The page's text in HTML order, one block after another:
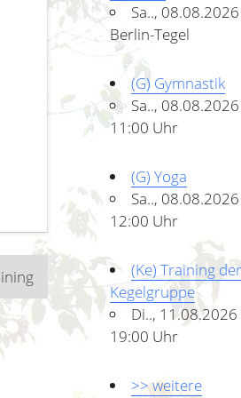
Sa.., 08.08.2026
Berlin-Tegel
(G) Gymnastik
Sa..,
11:00 Uhr
(G) Yoga
Sa..,
12:00 Uhr
(Ke) Training der
Kegelgruppe
Di..,
19:00 Uhr
>> weitere